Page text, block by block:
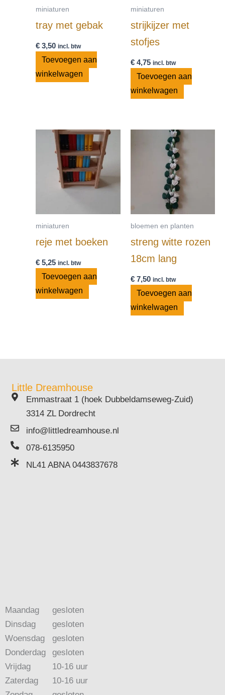
miniaturen
tray met gebak
€ 3,50 incl. btw
Toevoegen aan
winkelwagen
miniaturen
strijkijzer met
stofjes
€4,75 incl. btw
Toevoegen aan
winkelwagen
miniaturen
reje met boeken
€ 5,25 incl. btw
Toevoegen aan
winkelwagen
bloemen en planten
streng witte rozen
18cm lang
€7,50 incl. btw
Toevoegen aan
winkelwagen
Little Dreamhouse
Emmastraat 1 (hoek Dubbeldamseweg-Zuid)
3314 ZL Dordrecht
info@littledreamhouse.nl
078-6135950
NL41 ABNA 0443837678
Maandag
Dinsdag
Woensdag
Donderdag
Vrijdag
Zaterdag
gesloten
gesloten
gesloten
gesloten
10-16 uur
10-16 uur